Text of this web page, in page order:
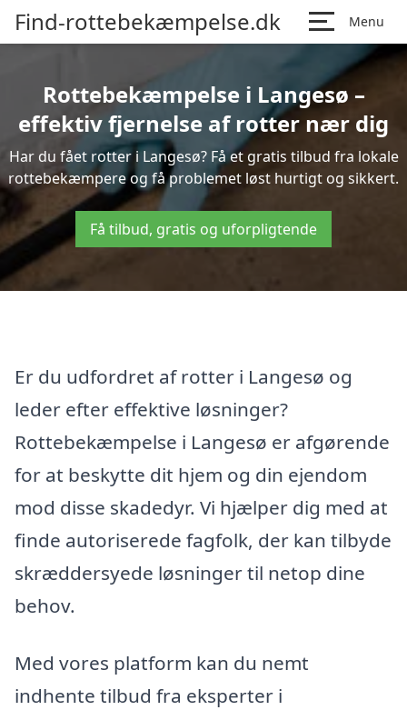
Find-rottebekæmpelse.dk Menu
Rottebekæmpelse i Langesø –
effektiv fjernelse af rotter nær dig
Har du fået rotter i Langesø? Få et gratis tilbud fra lokale
rottebekæmpere og få problemet løst hurtigt og sikkert.
Få tilbud, gratis og uforpligtende
Er du udfordret af rotter i Langesø og
leder efter effektive løsninger?
Rottebekæmpelse i Langesø er afgørende
for at beskytte dit hjem og din ejendom
mod disse skadedyr. Vi hjælper dig med at
finde autoriserede fagfolk, der kan tilbyde
skræddersyede løsninger til netop dine
behov.
Med vores platform kan du nemt
indhente tilbud fra eksperter i